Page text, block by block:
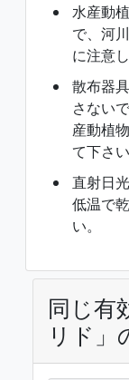
水産動
で、河
に注意
散布器
さない
産動植
て下さい
直射日
低温で
い。
同じ有
リド」